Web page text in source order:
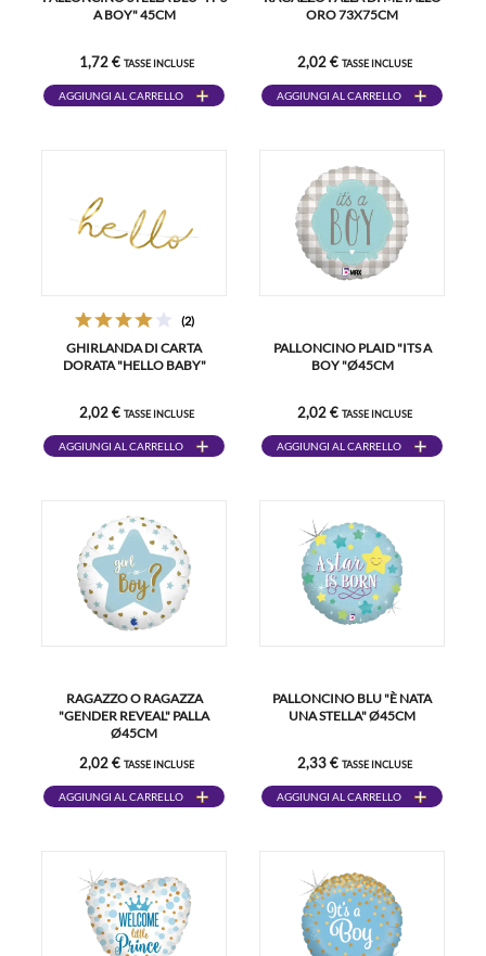
A BOY" 45CM
1,72 € TASSE INCLUSE
AGGIUNGI AL CARRELLO
ORO 73X75CM
2,02 € TASSE INCLUSE
AGGIUNGI AL CARRELLO
(2)
GHIRLANDA DI CARTA
DORATA "HELLO BABY"
2,02 € TASSE INCLUSE
AGGIUNGI AL CARRELLO
PALLONCINO PLAID "ITS A
BOY "Ø45CM
2,02 € TASSE INCLUSE
AGGIUNGI AL CARRELLO
RAGAZZO O RAGAZZA
"GENDER REVEAL" PALLA
Ø45CM
2,02 € TASSE INCLUSE
AGGIUNGI AL CARRELLO
PALLONCINO BLU "È NATA
UNA STELLA" Ø45CM
2,33 € TASSE INCLUSE
AGGIUNGI AL CARRELLO